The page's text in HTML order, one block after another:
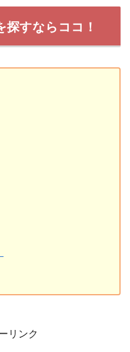
すならココ！
リンク